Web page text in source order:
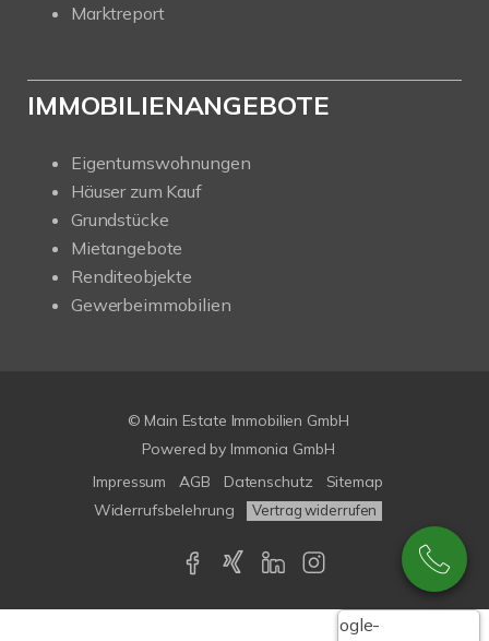
Marktreport
IMMOBILIENANGEBOTE
Eigentumswohnungen
Häuser zum Kauf
Grundstücke
Mietangebote
Renditeobjekte
Gewerbeimmobilien
© Main Estate Immobilien GmbH
Powered by Immonia GmbH
Impressum
AGB Datenschutz
Sitemap
Widerrufsbelehrung
Vertrag widerrufen
Google-